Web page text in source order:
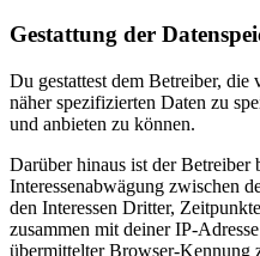
Gestattung der
Du gestattest dem Betreiber, die
näher spezifizierten Daten zu
und anbieten zu können.
Darüber hinaus ist der Betreiber
Interessenabwägung zwischen
den Interessen Dritter,
zusammen mit deiner IP-
übermittelter Browser-Kennung